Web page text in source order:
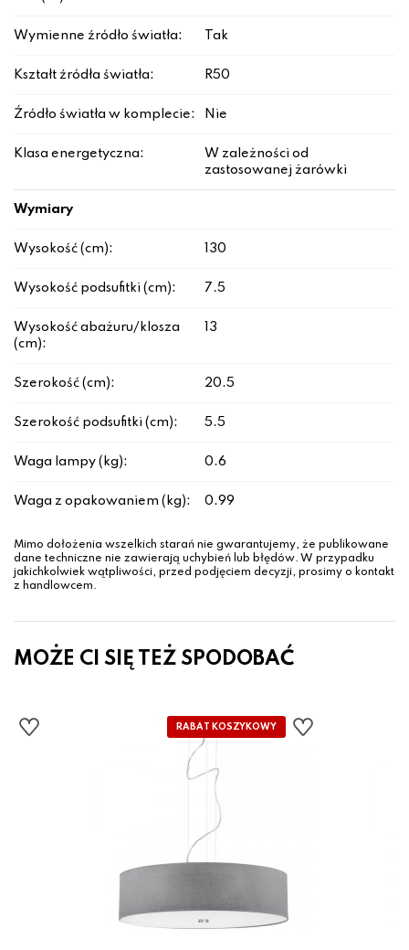
Wymienne źródło światła: Tak
Kształt źródła światła: R50
Źródło światła w komplecie: Nie
Klasa energetyczna:
W zależności od
zastosowanej żarówki
Wymiary
Wysokość (cm): 130
Wysokość podsufitki (cm): 7.5
Wysokość abażuru/klosza
(cm):
13
Szerokość (cm): 20.5
Szerokość podsufitki (cm): 5.5
Waga lampy (kg): 0.6
Waga z opakowaniem (kg): 0.99
Mimo dołożenia wszelkich starań nie gwarantujemy, że publikowane
dane techniczne nie zawierają uchybień lub błędów. W przypadku
jakichkolwiek wątpliwości, przed podjęciem decyzji, prosimy o kontakt
z handlowcem.
MOŻE CI SIĘ TEŻ SPODOBAĆ